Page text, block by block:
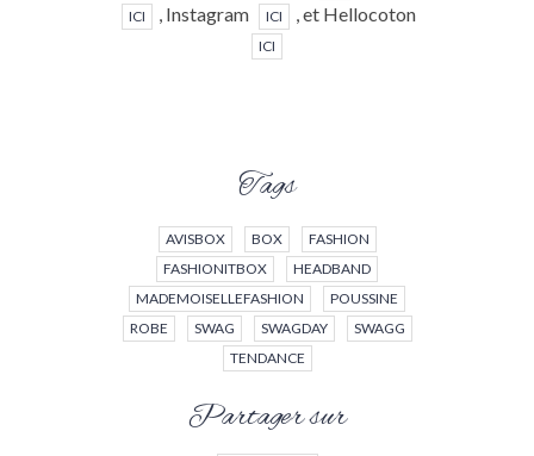
ICI , Instagram ICI , et Hellocoton
ICI
Tags
AVISBOX BOX
FASHION
FASHIONITBOX
HEADBAND
MADEMOISELLEFASHION
POUSSINE
ROBE
SWAG SWAGDAY
SWAGG
TENDANCE
Partager sur